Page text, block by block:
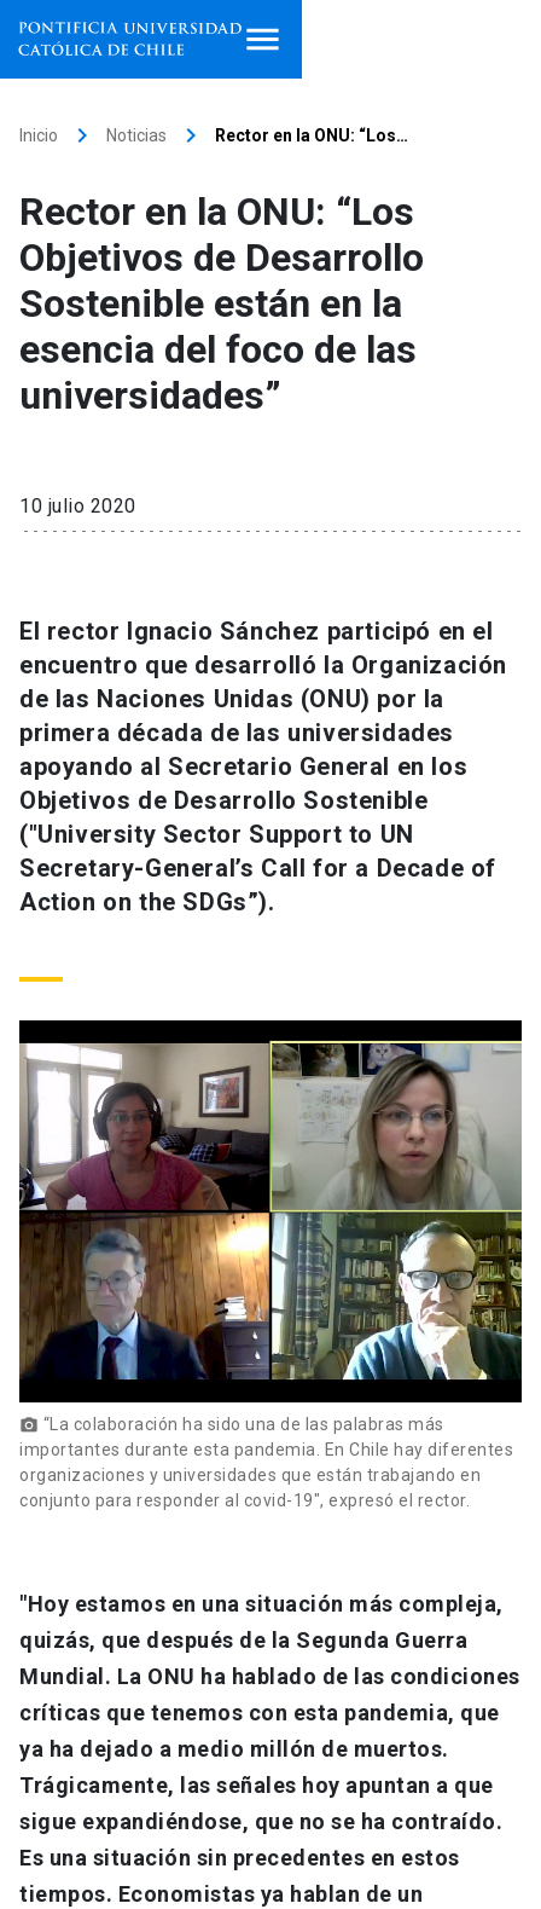
Facultades, escuelas e
institutos
Investigación
Internacionalización launch
Vinculación
Información para keyboard_arrow_down
Futuros estudiantes
Estudiantes
Académicos
Personal
Alumni launch
Padres y familia
Go to english site
ACCESOS DIRECTOS
Admisión
Mi Cuenta UC launch
Correo UC launch
Donaciones
Inicio keyboard_arrow_right Noticias keyboard_arrow_right Rector en la ONU: “Los…
Rector en la ONU: “Los
Objetivos de Desarrollo
Sostenible están en la
esencia del foco de las
universidades”
10 julio 2020
El rector Ignacio Sánchez participó en el
encuentro que desarrolló la Organización
de las Naciones Unidas (ONU) por la
primera década de las universidades
apoyando al Secretario General en los
Objetivos de Desarrollo Sostenible
("University Sector Support to UN
Secretary-General’s Call for a Decade of
Action on the SDGs”).
photo_camera “La colaboración ha sido una de las palabras más
importantes durante esta pandemia. En Chile hay diferentes
organizaciones y universidades que están trabajando en
conjunto para responder al covid-19", expresó el rector.
"Hoy estamos en una situación más compleja,
quizás, que después de la Segunda Guerra
Mundial. La ONU ha hablado de las condiciones
críticas que tenemos con esta pandemia, que
ya ha dejado a medio millón de muertos.
Trágicamente, las señales hoy apuntan a que
sigue expandiéndose, que no se ha contraído.
Es una situación sin precedentes en estos
tiempos. Economistas ya hablan de un